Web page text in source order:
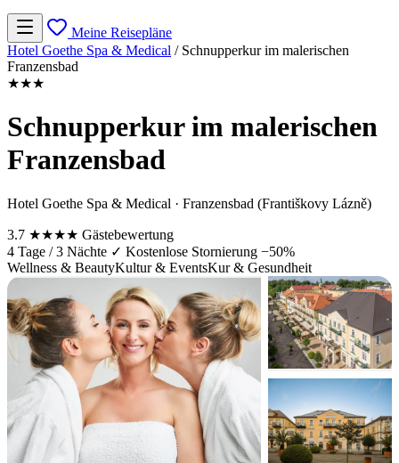
Meine Reisepläne
Hotel Goethe Spa & Medical / Schnupperkur im malerischen
Franzensbad
★★★
Schnupperkur im malerischen
Franzensbad
Hotel Goethe Spa & Medical · Franzensbad (Františkovy Lázně)
3.7 ★★★★ Gästebewertung
4 Tage / 3 Nächte ✓ Kostenlose Stornierung −50%
Wellness & BeautyKultur & EventsKur & Gesundheit